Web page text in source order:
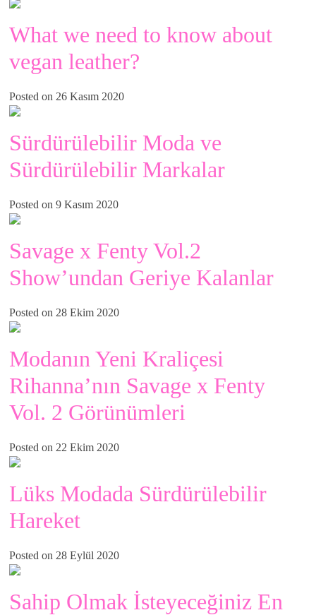
What we need to know about
vegan leather?
Posted on 26 Kasım 2020
Sürdürülebilir Moda ve
Sürdürülebilir Markalar
Posted on 9 Kasım 2020
Savage x Fenty Vol.2
Show’undan Geriye Kalanlar
Posted on 28 Ekim 2020
Modanın Yeni Kraliçesi
Rihanna’nın Savage x Fenty
Vol. 2 Görünümleri
Posted on 22 Ekim 2020
Lüks Modada Sürdürülebilir
Hareket
Posted on 28 Eylül 2020
Sahip Olmak İsteyeceğiniz En